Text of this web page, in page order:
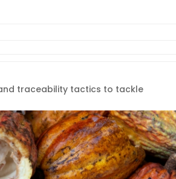
traceability tactics to tackle